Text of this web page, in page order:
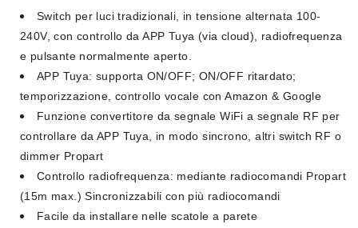
Switch per luci tradizionali, in tensione alternata 100-
240V, con controllo da APP Tuya (via cloud), radiofrequenza
e pulsante normalmente aperto.
APP Tuya: supporta ON/OFF; ON/OFF ritardato;
temporizzazione, controllo vocale con Amazon & Google
Funzione convertitore da segnale WiFi a segnale RF per
controllare da APP Tuya, in modo sincrono, altri switch RF o
dimmer Propart
Controllo radiofrequenza: mediante radiocomandi Propart
(15m max.) Sincronizzabili con più radiocomandi
Facile da installare nelle scatole a parete